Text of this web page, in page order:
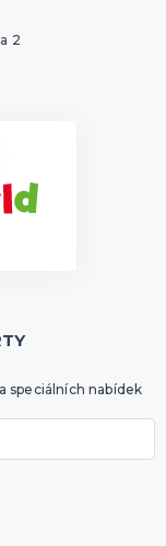
2
speciálních nabídek